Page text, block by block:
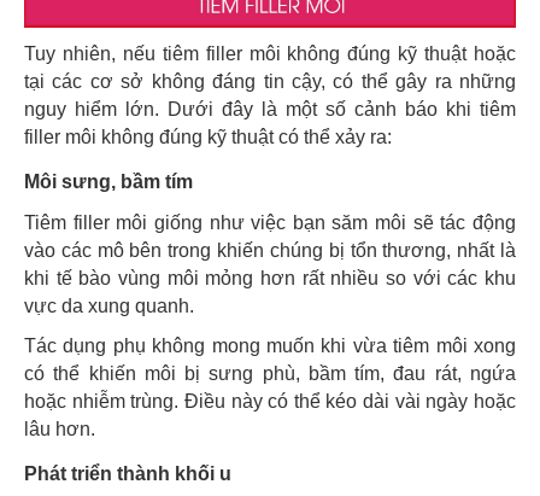
Tuy nhiên, nếu tiêm filler môi không đúng kỹ thuật hoặc
tại các cơ sở không đáng tin cậy, có thể gây ra những
nguy hiểm lớn. Dưới đây là một số cảnh báo khi tiêm
filler môi không đúng kỹ thuật có thể xảy ra:
Môi sưng, bầm tím
Tiêm filler môi giống như việc bạn săm môi sẽ tác động
vào các mô bên trong khiến chúng bị tổn thương, nhất là
khi tế bào vùng môi mỏng hơn rất nhiều so với các khu
vực da xung quanh.
Tác dụng phụ không mong muốn khi vừa tiêm môi xong
có thể khiến môi bị sưng phù, bầm tím, đau rát, ngứa
hoặc nhiễm trùng. Điều này có thể kéo dài vài ngày hoặc
lâu hơn.
Phát triển thành khối u